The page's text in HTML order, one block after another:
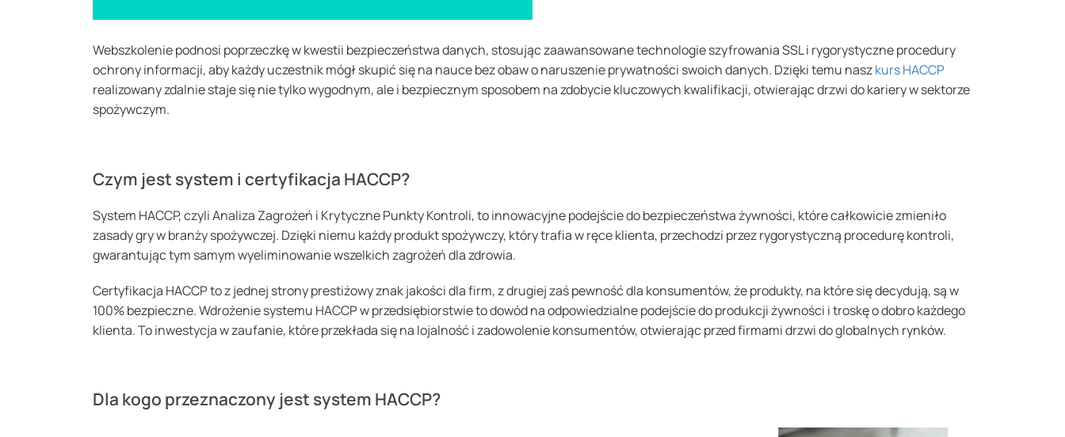
Webszkolenie podnosi poprzeczkę w kwestii bezpieczeństwa danych, stosując zaawansowane technologie szyfrowania SSL i rygorystyczne procedury
ochrony informacji, aby każdy uczestnik mógł skupić się na nauce bez obaw o naruszenie prywatności swoich danych. Dzięki temu naszkurs HACCP
realizowany zdalnie staje się nie tylko wygodnym, ale i bezpiecznym sposobem na zdobycie kluczowych kwalifikacji, otwierając drzwi do kariery w sektorze
spożywczym.
Czym jest system i certyfikacja HACCP?
System HACCP, czyli Analiza Zagrożeń i Krytyczne Punkty Kontroli, to innowacyjne podejście do bezpieczeństwa żywności, które całkowicie zmieniło
zasady gry w branży spożywczej. Dzięki niemu każdy produkt spożywczy, który trafia w ręce klienta, przechodzi przez rygorystyczną procedurę kontroli,
gwarantując tym samym wyeliminowanie wszelkich zagrożeń dla zdrowia.
Certyfikacja HACCP to z jednej strony prestiżowy znak jakości dla firm, z drugiej zaś pewność dla konsumentów, że produkty, na które się decydują, są w
100% bezpieczne. Wdrożenie systemu HACCP w przedsiębiorstwie to dowód na odpowiedzialne podejście do produkcji żywności i troskę o dobro każdego
klienta. To inwestycja w zaufanie, które przekłada się na lojalność i zadowolenie konsumentów, otwierając przed firmami drzwi do globalnych rynków.
Dla kogo przeznaczony jest system HACCP?